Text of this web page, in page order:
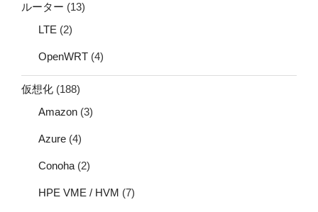
ルーター (13)
LTE (2)
OpenWRT (4)
仮想化 (188)
Amazon (3)
Azure (4)
Conoha (2)
HPE VME / HVM (7)